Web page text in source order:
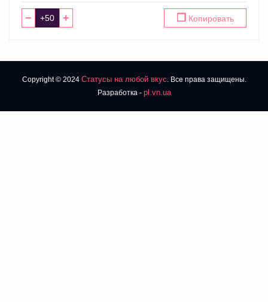
− + ❐ Копировать
Copyright © 2024 Статусы на любой вкус. Все права защищены.
Разработка - pl.vn.ua